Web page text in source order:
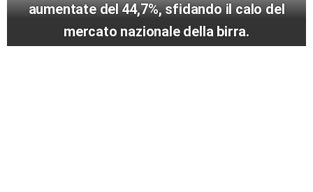
aumentate del 44,7%, sfidando il calo del
mercato nazionale della birra.